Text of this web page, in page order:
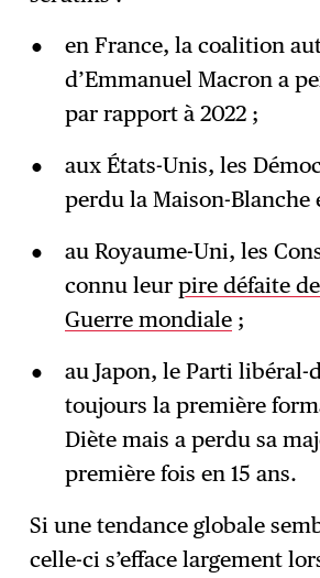
en France, la coalition
d’Emmanuel Macron a
par rapport à 2022 ;
aux États-Unis, les
perdu la Maison-Blanche
au Royaume-Uni, les
connu leur pire défaite
Guerre mondiale;
au Japon, le Parti libéral-
toujours la première
Diète mais a perdu sa
première fois en 15 ans.
Si une tendance globale
celle-ci s’efface largement